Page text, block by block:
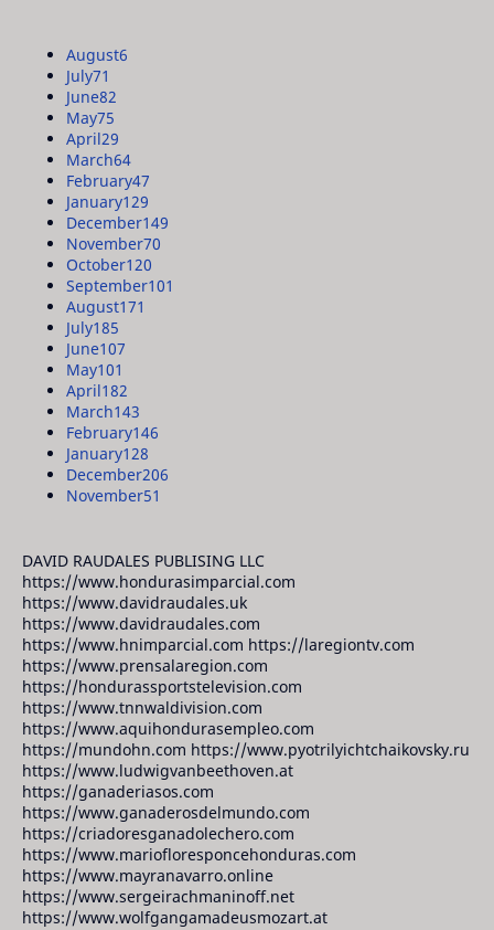
August6
July71
June82
May75
April29
March64
February47
January129
December149
November70
October120
September101
August171
July185
June107
May101
April182
March143
February146
January128
December206
November51
DAVID RAUDALES PUBLISING LLC
https://www.hondurasimparcial.com
https://www.davidraudales.uk
https://www.davidraudales.com
https://www.hnimparcial.com https://laregiontv.com
https://www.prensalaregion.com
https://hondurassportstelevision.com
https://www.tnnwaldivision.com
https://www.aquihondurasempleo.com
https://mundohn.com https://www.pyotrilyichtchaikovsky.ru
https://www.ludwigvanbeethoven.at
https://ganaderiasos.com
https://www.ganaderosdelmundo.com
https://criadoresganadolechero.com
https://www.mariofloresponcehonduras.com
https://www.mayranavarro.online
https://www.sergeirachmaninoff.net
https://www.wolfgangamadeusmozart.at